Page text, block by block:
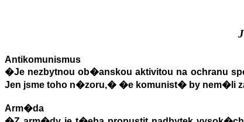
Antikomunismus
�Je nezbytnou ob�anskou aktivitou na ochranu
Jen jsme toho n�zoru,� �e komunist� by nem�li
Arm�da